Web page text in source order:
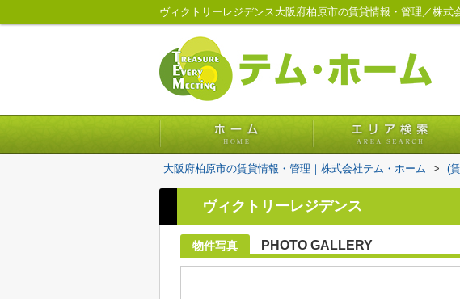
ヴィクトリーレジデンス大阪府柏原市の賃貸情報・管理／株式
大阪府柏原市の賃貸情報・管理｜株式会社テム・ホーム > (
ヴィクトリーレジデンス
物件写真 PHOTO GALLERY